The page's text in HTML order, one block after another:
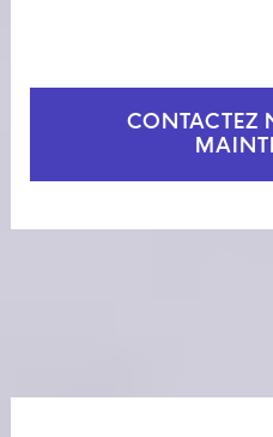
CONTACTEZ